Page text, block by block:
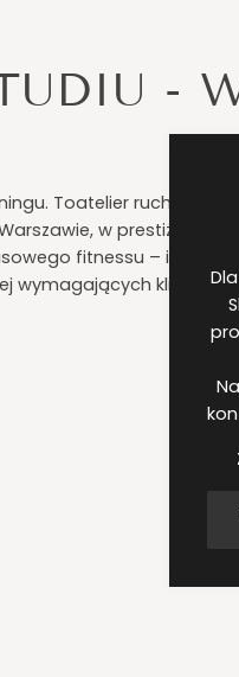
-
Toatelier ruchu, gdzie
w prestiżowym
fitnessu –
wymagających klientów.